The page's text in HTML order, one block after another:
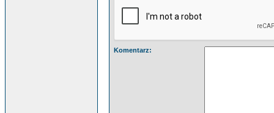
Komentarz: